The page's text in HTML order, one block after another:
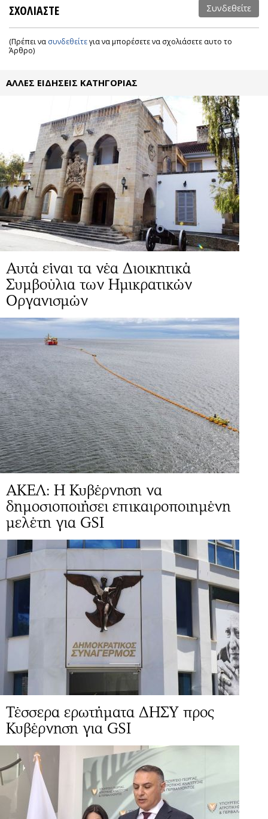
ΣΧΟΛΙΑΣΤΕ Συνδεθείτε
(Πρέπει να συνδεθείτεγια να μπορέσετε να σχολιάσετε αυτο το
Άρθρο)
ΑΛΛΕΣ ΕΙΔΗΣΕΙΣ ΚΑΤΗΓΟΡΙΑΣ
Αυτά είναι τα νέα Διοικητικά
Συμβούλια των Ημικρατικών
Οργανισμών
ΑΚΕΛ: Η Κυβέρνηση να
δημοσιοποιήσει επικαιροποιημένη
μελέτη για GSI
Τέσσερα ερωτήματα ΔΗΣΥ προς
Κυβέρνηση για GSI